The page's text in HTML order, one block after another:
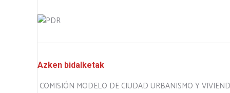
Azken bidalketak
COMISIÓN MODELO DE CIUDAD URBANISMO Y